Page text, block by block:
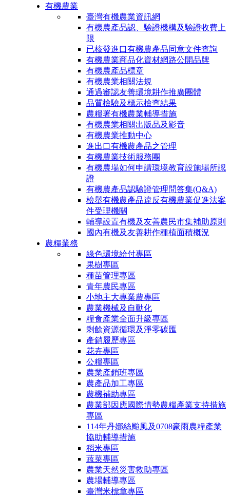
有機農業
臺灣有機農業資訊網
有機農產品認、驗證機構及驗證收費上
限
已核發進口有機農產品同意文件查詢
有機農業商品化資材網路公開品牌
有機農產品標章
有機農業相關法規
通過審認友善環境耕作推廣團體
品質檢驗及標示檢查結果
農糧署有機農業輔導措施
有機農業相關出版品及影音
有機農業推動中心
進出口有機農產品之管理
有機農業技術服務團
有機農場如何申請環境教育設施場所認
證
有機農產品認驗證管理問答集(Q&A)
檢舉有機農產品違反有機農業促進法案
件受理機關
輔導設置有機及友善農民市集補助原則
國內有機及友善耕作種植面積概況
農糧業務
綠色環境給付專區
果樹專區
種苗管理專區
青年農民專區
小地主大專業農專區
農業機械及自動化
糧食產業全面升級專區
剩餘資源循環及淨零碳匯
產銷履歷專區
花卉專區
公糧專區
農業產銷班專區
農產品加工專區
農機補助專區
農業部因應國際情勢農糧產業支持措施
專區
114年丹娜絲颱風及0708豪雨農糧產業
協助輔導措施
稻米專區
蔬菜專區
農業天然災害救助專區
農場輔導專區
臺灣米標章專區